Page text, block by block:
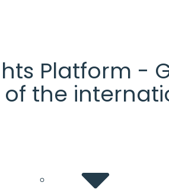
Platform -
the